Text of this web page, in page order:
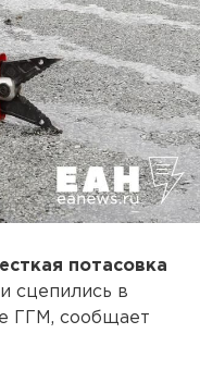
потасовка
сцепились в
ГГМ, сообщает